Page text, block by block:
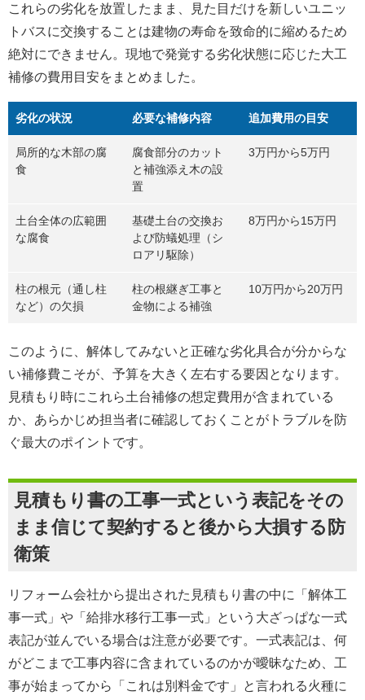
これらの劣化を放置したまま、見た目だけを新しいユニッ
トバスに交換することは建物の寿命を致命的に縮めるため
絶対にできません。現地で発覚する劣化状態に応じた大工
補修の費用目安をまとめました。
劣化の状況 必要な補修内容 追加費用の目安
局所的な木部の腐
食
腐食部分のカット
と補強添え木の設
置
3万円から5万円
土台全体の広範囲
な腐食
基礎土台の交換お
よび防蟻処理（シ
ロアリ駆除）
8万円から15万円
柱の根元（通し柱
など）の欠損
柱の根継ぎ工事と
金物による補強
10万円から20万円
このように、解体してみないと正確な劣化具合が分からな
い補修費こそが、予算を大きく左右する要因となります。
見積もり時にこれら土台補修の想定費用が含まれている
か、あらかじめ担当者に確認しておくことがトラブルを防
ぐ最大のポイントです。
見積もり書の工事一式という表記をその
まま信じて契約すると後から大損する防
衛策
リフォーム会社から提出された見積もり書の中に「解体工
事一式」や「給排水移行工事一式」という大ざっぱな一式
表記が並んでいる場合は注意が必要です。一式表記は、何
がどこまで工事内容に含まれているのかが曖昧なため、工
事が始まってから「これは別料金です」と言われる火種に